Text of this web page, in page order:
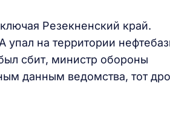
Резекненский край.
на территории
сбит, министр обороны
данным ведомства, тот